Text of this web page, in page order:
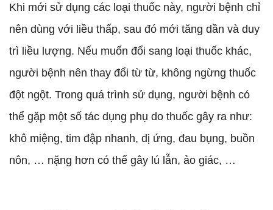
Khi mới sử dụng các loại thuốc này, người bệnh chỉ
nên dùng với liều thấp, sau đó mới tăng dần và duy
trì liều lượng. Nếu muốn đổi sang loại thuốc khác,
người bệnh nên thay đổi từ từ, không ngừng thuốc
đột ngột. Trong quá trình sử dụng, người bệnh có
thể gặp một số tác dụng phụ do thuốc gây ra như:
khô miệng, tim đập nhanh, dị ứng, đau bụng, buồn
nôn, … nặng hơn có thể gây lú lẫn, ảo giác, …